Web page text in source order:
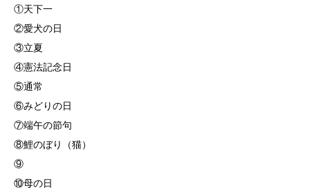
①天下一
②愛犬の日
③立夏
④憲法記念日
⑤通常
⑥みどりの日
⑦端午の節句
⑧鯉のぼり（猫）
⑨
⑩母の日